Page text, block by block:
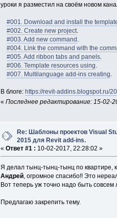
уроки я разместил на своём новом
#001. Download and install the
#002. Create new project.
#003. Add new command
#004. Link the command with the
#005. Add ribbon tabs and panels.
#006. Template resources using
#007. Multilanguage add-ins creating
В блоге: https://revit-addins.blogspot.ru/
« Последнее редактирование: 15-02-
Re: Шаблоны проектов Visual
2015 для Revit add-ins.
« Ответ #1 : 10-02-2017, 22:28:02 »
Я делал тынц-тынц-тынц по квартире,
Андрей, огромное спасибо!! Это
Вот теперь уж точно надо быть
Предлагаю закрепить тему.